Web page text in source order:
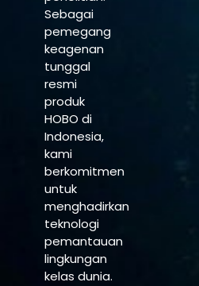
Sebagai
pemegang
keagenan
tunggal
resmi
produk
HOBO di
Indonesia,
kami
berkomitmen
untuk
menghadirkan
teknologi
pemantauan
lingkungan
kelas dunia.